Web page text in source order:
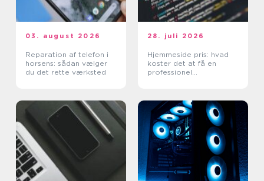
03. august 2026
Reparation af telefon i
horsens: sådan vælger
du det rette værksted
28. juli 2026
Hjemmeside pris: hvad
koster det at få en
professionel